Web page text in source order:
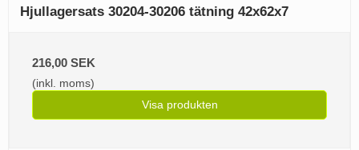
Hjullagersats 30204-30206 tätning 42x62x7
216,00 SEK
(inkl. moms)
Visa produkten